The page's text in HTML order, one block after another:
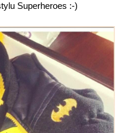
Superheroes :-)